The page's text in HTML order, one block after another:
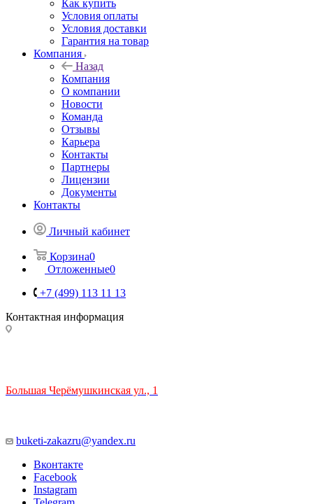
Как купить
Условия оплаты
Условия доставки
Гарантия на товар
Компания
Назад
Компания
О компании
Новости
Команда
Отзывы
Карьера
Контакты
Партнеры
Лицензии
Документы
Контакты
Личный кабинет
Корзина0
Отложенные0
+7 (499) 113 11 13
Контактная информация
Большая Черёмушкинская ул., 1
buketi-zakazru@yandex.ru
Вконтакте
Facebook
Instagram